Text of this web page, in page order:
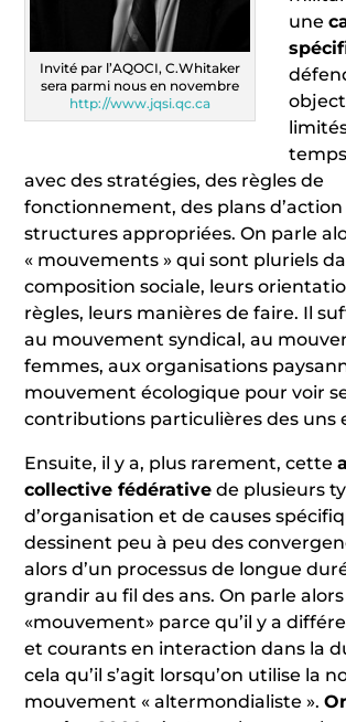
Invité par l’AQOCI, C.Whitaker
sera parmi nous en novembre
http://www.jqsi.qc.ca
une
temps
avec des stratégies, des règles de
fonctionnement, des plans
structures appropriées. On parle
« mouvements » qui sont pluriels
composition sociale, leurs
règles, leurs manières de faire. Il
au mouvement syndical, au
femmes, aux organisations
mouvement écologique pour voir
contributions particulières des uns
Ensuite, il y a, plus rarement, cette
collective fédérative de plusieurs
d’organisation et de causes
dessinent peu à peu des
alors d’un processus de longue
grandir au fil des ans. On parle
«mouvement» parce qu’il y a
et courants en interaction dans la
cela qu’il s’agit lorsqu’on utilise la
mouvement « altermondialiste ».